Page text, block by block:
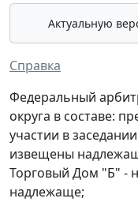
Актуальную
Справка
Федеральный
округа в составе:
участии в
извещены
Торговый Дом "Б" -
надлежаще;